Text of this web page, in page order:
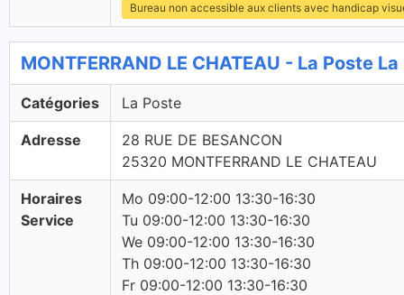
Bureau non accessible aux clients avec handicap
MONTFERRAND LE CHATEAU - La Poste
Catégories La Poste
Adresse
28 RUE DE BESANCON
25320 MONTFERRAND LE CHATEAU
Horaires
Service
Mo 09:00-12:00 13:30-16:30
Tu 09:00-12:00 13:30-16:30
We 09:00-12:00 13:30-16:30
Th 09:00-12:00 13:30-16:30
Fr 09:00-12:00 13:30-16:30